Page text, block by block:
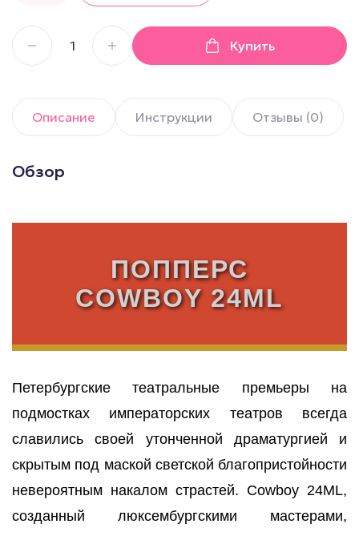
Купить
Описание Инструкции Отзывы (0)
Обзор
ПОППЕРС
COWBOY 24ML
Петербургские театральные премьеры на
подмостках императорских театров всегда
славились своей утонченной драматургией и
скрытым под маской светской благопристойности
невероятным накалом страстей. Cowboy 24ML,
созданный люксембургскими мастерами,